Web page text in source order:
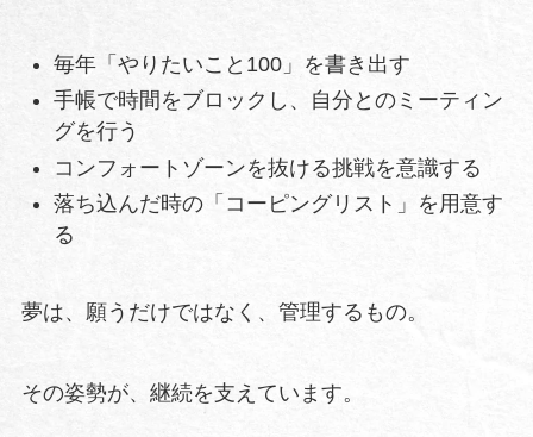
毎年「やりたいこと100」を書き出す
手帳で時間をブロックし、自分とのミーティン
グを行う
コンフォートゾーンを抜ける挑戦を意識する
落ち込んだ時の「コーピングリスト」を用意す
る
夢は、願うだけではなく、管理するもの。
その姿勢が、継続を支えています。